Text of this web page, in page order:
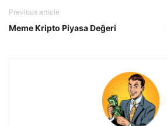
Previous article
Meme Kripto Piyasa Değeri